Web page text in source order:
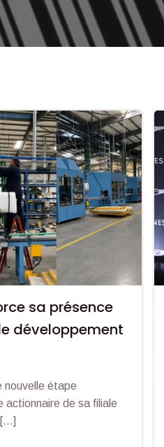
sa présence
développement
nouvelle étape
actionnaire de sa filiale
[…]